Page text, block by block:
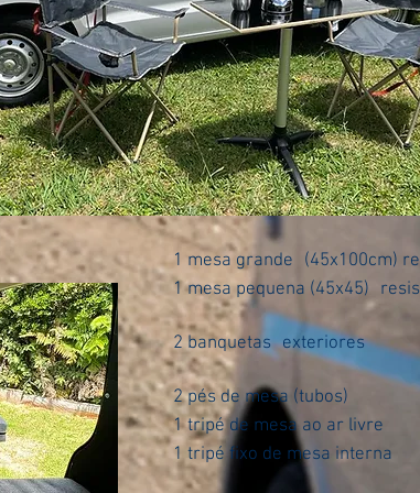
1 mesa grande (45x100cm)
1 mesa pequena (45x45)
2 banquetas exteriores
2 pés de mesa (tubos)
1 tripé de mesa ao ar livre
1 tripé fixo de mesa interna